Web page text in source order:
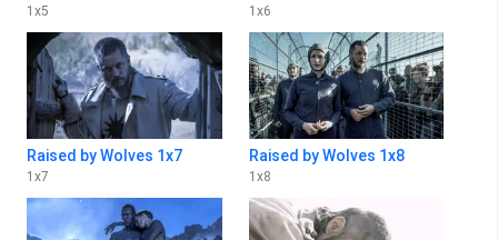
1 x5 1 x6
Raised by Wolves 1x7
1 x7
Raised by Wolves 1x8
1 x8